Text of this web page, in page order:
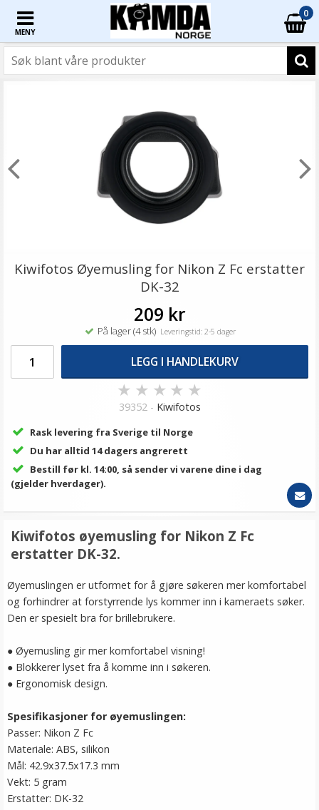
MENY
0
Kiwifotos Øyemusling for Nikon Z Fc erstatter
DK-32
209 kr
På lager (4 stk)Leveringstid: 2-5 dager
LEGG I HANDLEKURV
★ ★ ★ ★ ★
39352 - Kiwifotos
Rask levering fra Sverige til Norge
Du har alltid 14 dagers angrerett
Bestill før kl. 14:00, så sender vi varene dine i dag
(gjelder hverdager).
Kiwifotos øyemusling for Nikon Z Fc
erstatter DK-32.
Øyemuslingen er utformet for å gjøre søkeren mer komfortabel
og forhindrer at forstyrrende lys kommer inn i kameraets søker.
Den er spesielt bra for brillebrukere.
● Øyemusling gir mer komfortabel visning!
● Blokkerer lyset fra å komme inn i søkeren.
● Ergonomisk design.
Spesifikasjoner for øyemuslingen:
Passer: Nikon Z Fc
Materiale: ABS, silikon
Mål: 42.9x37.5x17.3 mm
Vekt: 5 gram
Erstatter: DK-32